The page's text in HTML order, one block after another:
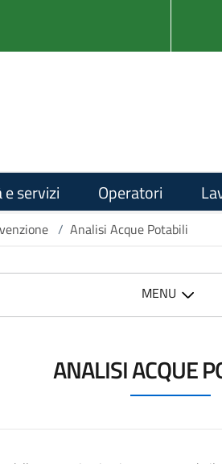
servizi Operatori
/ Analisi Acque Potabili
MENU
ANALISI ACQUE